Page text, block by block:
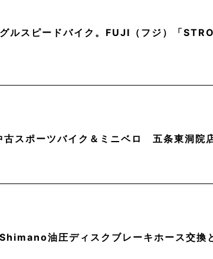
ルスピードバイク。FUJI（フジ）「
スポーツバイク＆ミニベロ 五条東洞院
Shimano油圧ディスクブレーキホース交換